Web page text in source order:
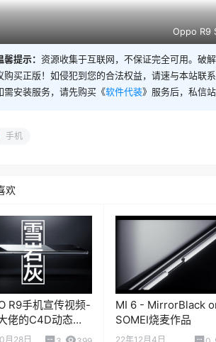
购买正版！如侵犯到您的合法权益，请速与本站联
需安装服务，请先购买《软件代装》服务后，私信
R9手机宣传视频-
佬的C4D动态作
MI 6 - MirrorBlack
SOMEI烧麦作品